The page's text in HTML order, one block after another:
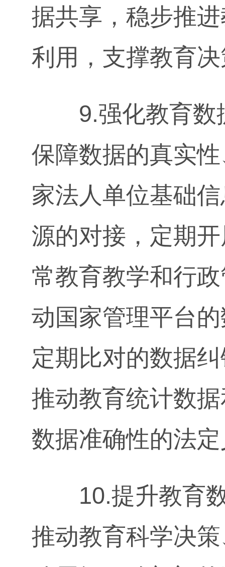
据共享，稳步推
利用，支撑教育
9.强化教育数据
保障数据的真实
家法人单位基础
源的对接，定期
常教育教学和行
动国家管理平台
定期比对的数据
推动教育统计数
数据准确性的法
10.提升教育数
推动教育科学决